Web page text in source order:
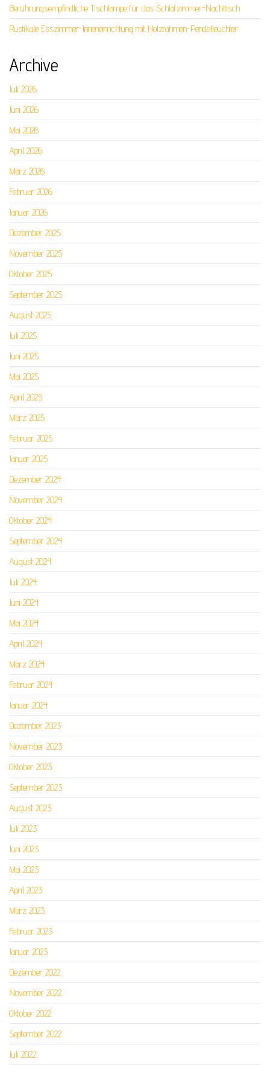
Berührungsempfindliche Tischlampe für das Schlafzimmer-Nachttisch
Rustikale Esszimmer-Inneneinrichtung mit Holzrahmen-Pendelleuchter
Archive
Juli 2026
Juni 2026
Mai 2026
April 2026
März 2026
Februar 2026
Januar 2026
Dezember 2025
November 2025
Oktober 2025
September 2025
August 2025
Juli 2025
Juni 2025
Mai 2025
April 2025
März 2025
Februar 2025
Januar 2025
Dezember 2024
November 2024
Oktober 2024
September 2024
August 2024
Juli 2024
Juni 2024
Mai 2024
April 2024
März 2024
Februar 2024
Januar 2024
Dezember 2023
November 2023
Oktober 2023
September 2023
August 2023
Juli 2023
Juni 2023
Mai 2023
April 2023
März 2023
Februar 2023
Januar 2023
Dezember 2022
November 2022
Oktober 2022
September 2022
Juli 2022